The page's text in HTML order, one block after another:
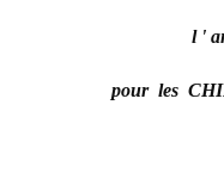
l '
pour les